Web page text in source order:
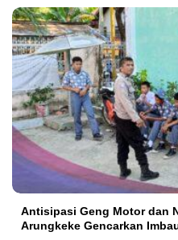
Antisipasi Geng Motor dan
Arungkeke Gencarkan